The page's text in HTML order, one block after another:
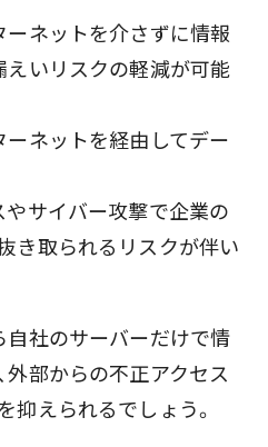
ーネットを介さずに情報
えいリスクの軽減が可能
ーネットを経由してデー
やサイバー攻撃で企業の
き取られるリスクが伴い
自社のサーバーだけで情
外部からの不正アクセス
抑えられるでしょう。